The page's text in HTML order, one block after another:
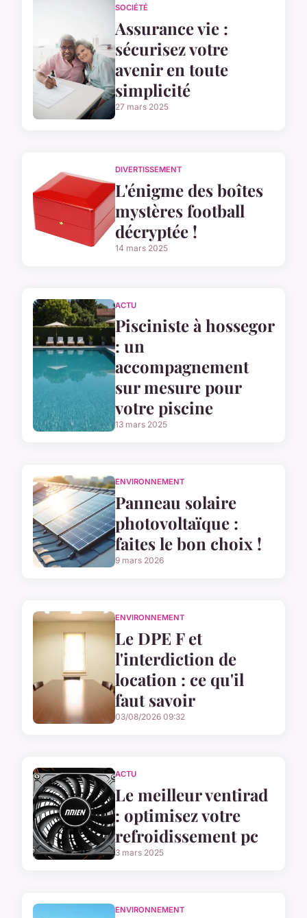
SOCIÉTÉ
Assurance vie :
sécurisez votre
avenir en toute
simplicité
27 mars 2025
DIVERTISSEMENT
L'énigme des boîtes
mystères football
décryptée !
14 mars 2025
ACTU
Pisciniste à hossegor
: un
accompagnement
sur mesure pour
votre piscine
13 mars 2025
ENVIRONNEMENT
Panneau solaire
photovoltaïque :
faites le bon choix !
9 mars 2026
ENVIRONNEMENT
Le DPE F et
l'interdiction de
location : ce qu'il
faut savoir
03/08/2026 09:32
ACTU
Le meilleur ventirad
: optimisez votre
refroidissement pc
3 mars 2025
ENVIRONNEMENT